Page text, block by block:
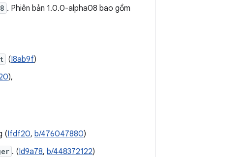
. Phiên bản 1.0.0-alpha08 bao gồm
(I8ab9f)
),
(Ifdf20, b/476047880)
. (Id9a78, b/448372122)